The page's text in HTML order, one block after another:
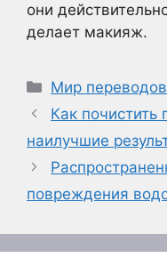
они
делает макияж.
Рубрики
Мир переводов
Как почистить
наилучшие
повреждения